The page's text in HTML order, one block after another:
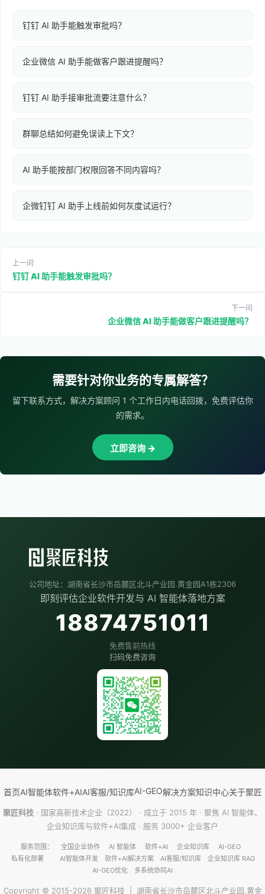
钉钉 AI 助手能触发审批吗？
企业微信 AI 助手能做客户跟进提醒吗？
钉钉 AI 助手接审批流要注意什么？
群聊总结如何避免误读上下文？
AI 助手能按部门权限回答不同内容吗？
企微钉钉 AI 助手上线前如何灰度试运行？
上一问
钉钉 AI 助手能触发审批吗？
下一问
企业微信 AI 助手能做客户跟进提醒吗？
需要针对你业务的专属解答？
留下联系方式，解决方案顾问 1 个工作日内电话回拨，免费评估你
的需求。
立即咨询 →
公司地址：湖南省长沙市岳麓区北斗产业园.黄金园A1栋2306
即刻评估企业软件开发与 AI 智能体落地方案
18874751011
免费售前热线
扫码免费咨询
首页AI智能体软件+AIAI客服/知识库AI-GEO解决方案知识中心关于聚匠
聚匠科技 · 国家高新技术企业（2022） · 成立于 2015 年 · 聚焦 AI 智能体、
企业知识库与软件+AI集成 · 服务 3000+ 企业客户
服务范围： 全国企业协作 AI 智能体 软件+AI 企业知识库
AI-GEO
私有化部署
· AI智能体开发 软件+AI解决方案 AI客服/知识库
企业知识库 RAG
AI-GEO优化
多系统协同AI
Copyright © 2015-2026 聚匠科技 | 湖南省长沙市岳麓区北斗产业园.黄金